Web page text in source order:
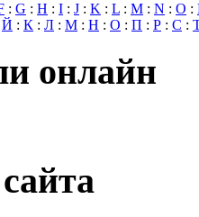
: G : H : I : J : K : L : M : N : O :
Й : К : Л : М : Н : О : П : Р : С :
онлайн